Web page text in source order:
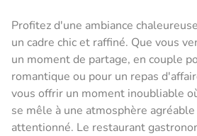
Profitez d'une ambiance
un cadre chic et raffiné. Que vous
un moment de partage, en couple
romantique ou pour un repas
vous offrir un moment inoubliable
se mêle à une atmosphère
attentionné. Le restaurant